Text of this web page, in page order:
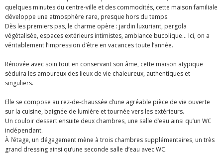
quelques minutes du centre-ville et des commodités, cette maison familiale
développe une atmosphère rare, presque hors du temps.
Dès les premiers pas, le charme opère : jardin luxuriant, pergola
végétalisée, espaces extérieurs intimistes, ambiance bucolique… Ici, on a
véritablement l’impression d’être en vacances toute l’année.
Rénovée avec soin tout en conservant son âme, cette maison atypique
séduira les amoureux des lieux de vie chaleureux, authentiques et
singuliers.
Elle se compose au rez-de-chaussée d’une agréable pièce de vie ouverte
sur la cuisine, baignée de lumière et tournée vers les extérieurs.
Un couloir dessert ensuite deux chambres, une salle d’eau ainsi qu’un WC
indépendant.
À l’étage, un dégagement mène à trois chambres supplémentaires, un très
grand dressing ainsi qu’une seconde salle d’eau avec WC.